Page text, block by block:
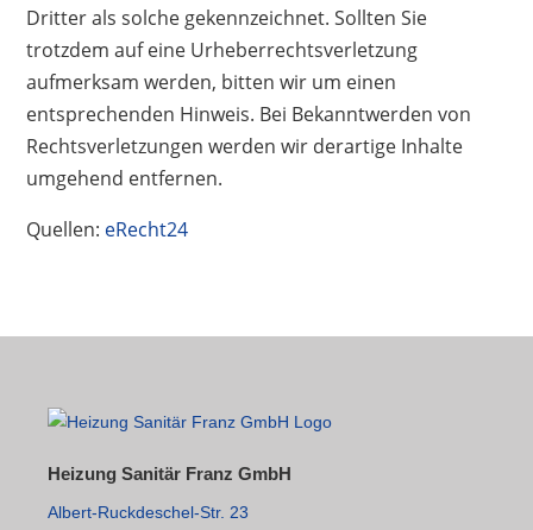
Dritter als solche gekennzeichnet. Sollten Sie
trotzdem auf eine Urheberrechtsverletzung
aufmerksam werden, bitten wir um einen
entsprechenden Hinweis. Bei Bekanntwerden von
Rechtsverletzungen werden wir derartige Inhalte
umgehend entfernen.
Quellen: eRecht24
Heizung Sanitär Franz GmbH
Albert-Ruckdeschel-Str. 23